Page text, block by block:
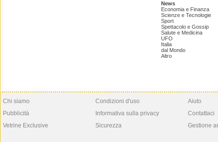
News
Economia e Finanza
Scienze e Tecnologie
Sport
Spettacolo e Gossip
Salute e Medicina
UFO
Italia
dal Mondo
Altro
Chi siamo
Pubblicità
Vetrine Exclusive
Condizioni d'uso
Informativa sulla privacy
Sicurezza
Aiuto
Contattaci
Gestione